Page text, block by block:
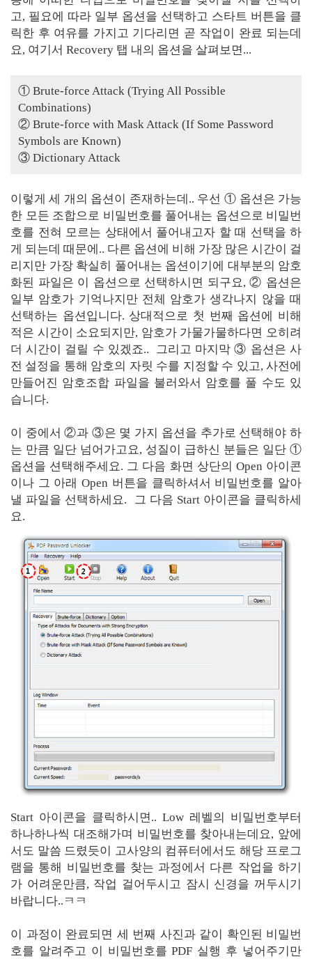
고, 필요에 따라 일부 옵션을 선택하고 스타트 버튼을 클
릭한 후 여유를 가지고 기다리면 곧 작업이 완료 되는데
요, 여기서 Recovery 탭 내의 옵션을 살펴보면...
① Brute-force Attack (Trying All Possible
Combinations)
② Brute-force with Mask Attack (If Some Password
Symbols are Known)
③ Dictionary Attack
이렇게 세 개의 옵션이 존재하는데.. 우선 ① 옵션은 가능
한 모든 조합으로 비밀번호를 풀어내는 옵션으로 비밀번
호를 전혀 모르는 상태에서 풀어내고자 할 때 선택을 하
게 되는데 때문에.. 다른 옵션에 비해 가장 많은 시간이 걸
리지만 가장 확실히 풀어내는 옵션이기에 대부분의 암호
화된 파일은 이 옵션으로 선택하시면 되구요, ② 옵션은
일부 암호가 기억나지만 전체 암호가 생각나지 않을 때
선택하는 옵션입니다. 상대적으로 첫 번째 옵션에 비해
적은 시간이 소요되지만, 암호가 가물가물하다면 오히려
더 시간이 걸릴 수 있겠죠.. 그리고 마지막 ③ 옵션은 사
전 설정을 통해 암호의 자릿 수를 지정할 수 있고, 사전에
만들어진 암호조합 파일을 불러와서 암호를 풀 수도 있
습니다.
이 중에서 ②과 ③은 몇 가지 옵션을 추가로 선택해야 하
는 만큼 일단 넘어가고요, 성질이 급하신 분들은 일단 ①
옵션을 션택해주세요. 그 다음 화면 상단의 Open 아이콘
이나 그 아래 Open 버튼을 클릭하셔서 비밀번호를 알아
낼 파일을 선택하세요. 그 다음 Start 아이콘을 클릭하세
요.
Start 아이콘을 클릭하시면.. Low 레벨의 비밀번호부터
하나하나씩 대조해가며 비밀번호를 찾아내는데요, 앞에
서도 말씀 드렸듯이 고사양의 컴퓨터에서도 해당 프로그
램을 통해 비밀번호를 찾는 과정에서 다른 작업을 하기
가 어려운만큼, 작업 걸어두시고 잠시 신경을 꺼두시기
바랍니다..ㅋㅋ
이 과정이 완료되면 세 번째 사진과 같이 확인된 비밀번
호를 알려주고 이 비밀번호를 PDF 실행 후 넣어주기만